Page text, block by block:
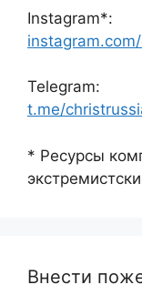
Instagram*:
Telegram:
t.me/
* Ресурсы
Внести